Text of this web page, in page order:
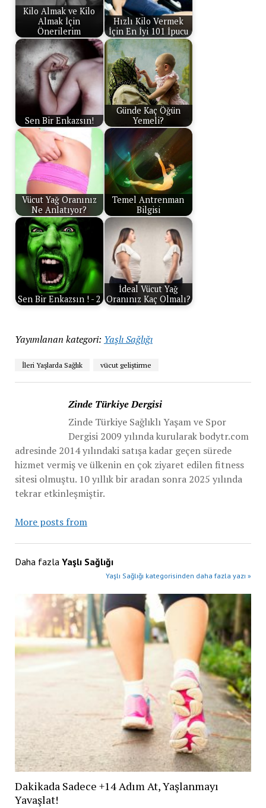
Kilo Almak ve Kilo
Almak İçin
Önerilerim
Hızlı Kilo Vermek
İçin En İyi 101 İpucu
Sen Bir Enkazsın!
Günde Kaç Öğün
Yemeli?
Vücut Yağ Oranınız
Ne Anlatıyor?
Temel Antrenman
Bilgisi
Sen Bir Enkazsın ! - 2
İdeal Vücut Yağ
Oranınız Kaç Olmalı?
Yayımlanan kategori: Yaşlı Sağlığı
İleri Yaşlarda Sağlık vücut geliştirme
Zinde Türkiye Dergisi
Zinde Türkiye Sağlıklı Yaşam ve Spor
Dergisi 2009 yılında kurularak bodytr.com
adresinde 2014 yılındaki satışa kadar geçen sürede
hizmet vermiş ve ülkenin en çok ziyaret edilen fitness
sitesi olmuştu. 10 yıllık bir aradan sonra 2025 yılında
tekrar etkinleşmiştir.
More posts from
Daha fazla Yaşlı Sağlığı
Yaşlı Sağlığı kategorisinden daha fazla yazı »
Dakikada Sadece +14 Adım At, Yaşlanmayı
Yavaşlat!